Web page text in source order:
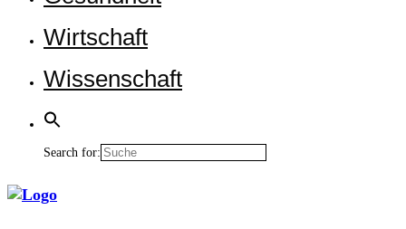
Wirt­schaft
Wis­sen­schaft
Search for: